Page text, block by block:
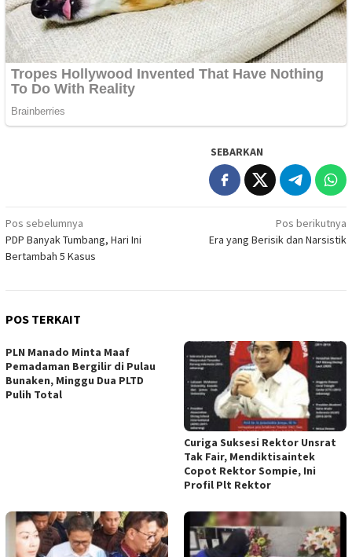
SEBARKAN
Navigasi
pos
Pos sebelumnya
PDP Banyak Tumbang, Hari Ini
Bertambah 5 Kasus
Pos berikutnya
Era yang Berisik dan Narsistik
POS TERKAIT
PLN Manado Minta Maaf
Pemadaman Bergilir di Pulau
Bunaken, Minggu Dua PLTD
Pulih Total
Curiga Suksesi Rektor Unsrat
Tak Fair, Mendiktisaintek
Copot Rektor Sompie, Ini
Profil Plt Rektor